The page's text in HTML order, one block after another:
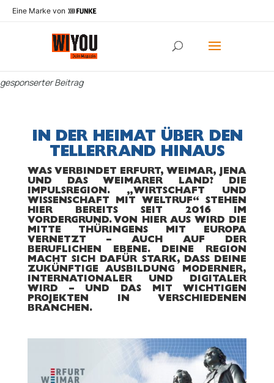
Eine Marke von
gesponserter Beitrag
IN DER HEIMAT ÜBER DEN
TELLERRAND HINAUS
WAS VERBINDET ERFURT, WEIMAR, JENA
UND DAS WEIMARER LAND? DIE
IMPULSREGION. „WIRTSCHAFT UND
WISSENSCHAFT MIT WELTRUF“ STEHEN
HIER BEREITS SEIT 2016 IM
VORDERGRUND. VON HIER AUS WIRD DIE
MITTE THÜRINGENS MIT EUROPA
VERNETZT – AUCH AUF DER
BERUFLICHEN EBENE. DEINE REGION
MACHT SICH DAFÜR STARK, DASS DEINE
ZUKÜNFTIGE AUSBILDUNG MODERNER,
INTERNATIONALER UND DIGITALER
WIRD – UND DAS MIT WICHTIGEN
PROJEKTEN IN VERSCHIEDENEN
BRANCHEN.